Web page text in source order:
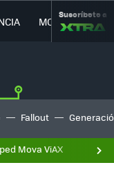
MOVILIDAD
Suscríbete a
Fallout
Mova ViAX